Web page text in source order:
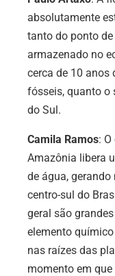
absolutamente
tanto do ponto
armazenado no
cerca de 10 anos
fósseis, quanto o
do Sul.
Camila Ramos:
Amazônia libera
de água,
centro-sul do
geral são
elemento
nas raízes das
momento em